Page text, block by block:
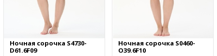
Ночная сорочка S4730-
D61.6F09
Ночная сорочка S0460-
O39.6F10